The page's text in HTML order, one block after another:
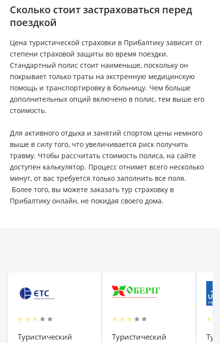
Сколько стоит застраховаться перед
поездкой
Цена туристической страховки в Прибалтику зависит от
степени страховой защиты во время поездки.
Стандартный полис стоит наименьше, поскольку он
покрывает только траты на экстренную медицинскую
помощь и транспортировку в больницу. Чем больше
дополнительных опций включено в полис, тем выше его
стоимость.
Для активного отдыха и занятий спортом цены немного
выше в силу того, что увеличивается риск получить
травму. Чтобы рассчитать стоимость полиса, на сайте
доступен калькулятор. Процесс отнимет всего несколько
минут, от вас требуется только заполнить все поля.
Более того, вы можете заказать тур страховку в
Прибалтику онлайн, не покидая своего дома.
Туристический
Туристический